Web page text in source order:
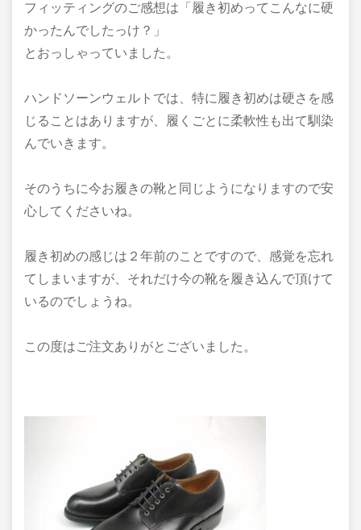
フィッティングのご感想は「履き初めってこんなに硬
かったんでしたっけ？」
とおっしゃっていました。
ハンドソーンウェルトでは、特に履き初めは硬さを感
じることはありますが、履くごとに柔軟性も出て馴染
んでいきます。
そのうちに今お履きの靴と同じようになりますので安
心してくださいね。
履き初めの感じは２年前のことですので、感覚を忘れ
てしまいますが、それだけ今の靴を履き込んで頂けて
いるのでしょうね。
この度はご注文ありがとございました。